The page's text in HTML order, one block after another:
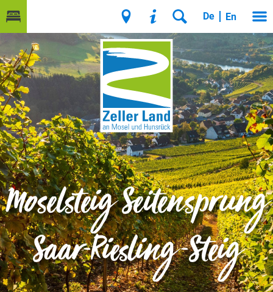
De En
Moselsteig Seitensprung
Saar-Riesling-Steig